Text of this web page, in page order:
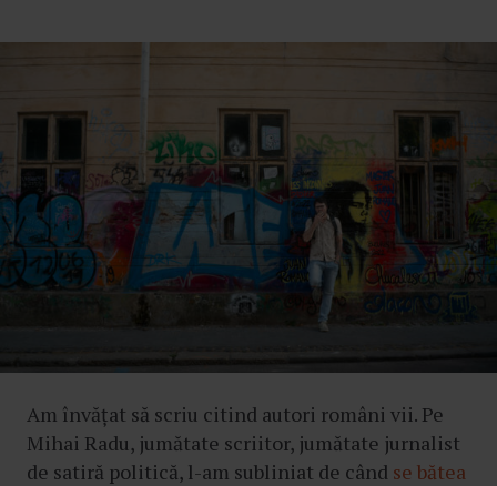
Am învățat să scriu citind autori români vii. Pe
Mihai Radu, jumătate scriitor, jumătate jurnalist
de satiră politică, l-am subliniat de când se bătea